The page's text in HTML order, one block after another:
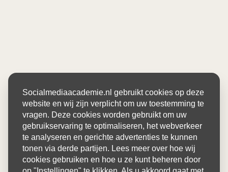
Socialmediaacademie.nl gebruikt cookies op deze
website en wij zijn verplicht om uw toestemming te
vragen. Deze cookies worden gebruikt om uw
gebruikservaring te optimaliseren, het webverkeer
te analyseren en gerichte advertenties te kunnen
tonen via derde partijen. Lees meer over hoe wij
cookies gebruiken en hoe u ze kunt beheren door